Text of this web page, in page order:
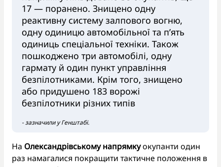
17 — поранено. Знищено одну
реактивну систему залпового вогню,
одну одиницю автомобільної та п’ять
одиниць спеціальної техніки. Також
пошкоджено три автомобілі, одну
гармату й один пункт управління
безпілотниками. Крім того, знищено
або придушено 183 ворожі
безпілотники різних типів
- зазначили у Генштабі.
На Олександрівському напрямкуокупанти один
раз намагалися покращити тактичне положення в